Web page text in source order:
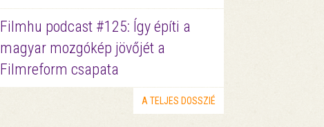
Filmhu podcast #125: Így építi a
magyar mozgókép jövőjét a
Filmreform csapata
A TELJES DOSSZIÉ